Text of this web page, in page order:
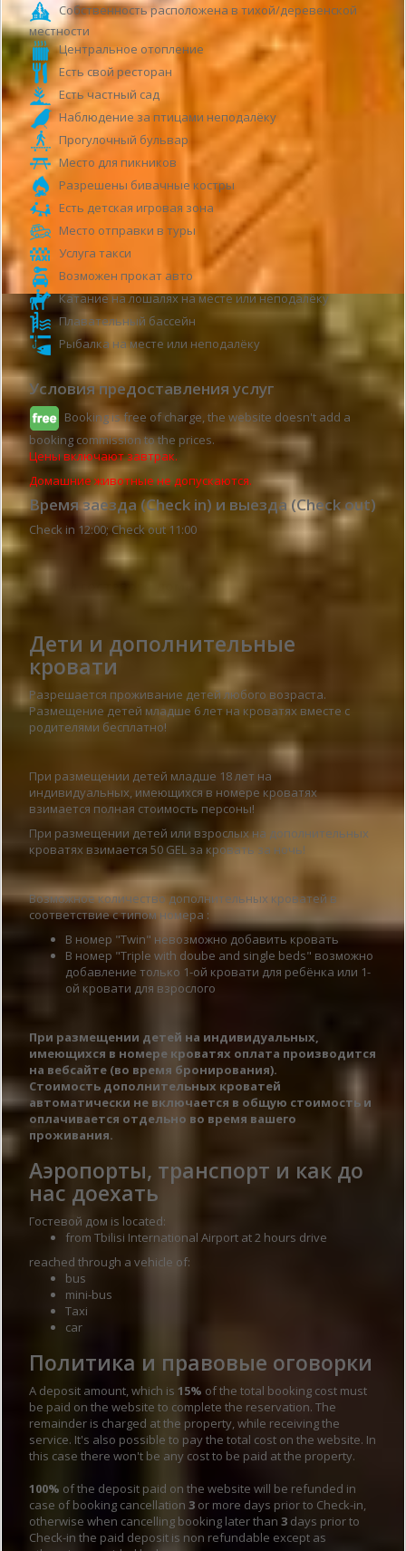
Собственность расположена в тихой/деревенской
местности
Центральное отопление
Есть свой ресторан
Есть частный сад
Наблюдение за птицами неподалёку
Прогулочный бульвар
Место для пикников
Разрешены бивачные костры
Есть детская игровая зона
Место отправки в туры
Услуга такси
Возможен прокат авто
Катание на лошалях на месте или неподалёку
Плавательный бассейн
Рыбалка на месте или неподалёку
Условия предоставления услуг
Booking is free of charge, the website doesn't add a
booking commission to the prices.
Цены включают завтрак.
Домашние животные не допускаются.
Время заезда (Check in) и выезда (Check out)
Check in 12:00; Check out 11:00
Детали гостевого дома
Дети и дополнительные
кровати
Разрешается проживание детей любого возраста.
Размещение детей младше 6 лет на кроватях вместе с
родителями бесплатно!
При размещении детей младше 18 лет на
индивидуальных, имеющихся в номере кроватях
взимается полная стоимость персоны!
При размещении детей или взрослых на дополнительных
кроватях взимается 50 GEL за кровать за ночь!
Возможное количество дополнительных кроватей в
соответствие с типом номера :
В номер "Twin" невозможно добавить кровать
В номер "Triple with doube and single beds" возможно
добавление только 1-ой кровати для ребёнка или 1-
ой кровати для взрослого
При размещении детей на индивидуальных,
имеющихся в номере кроватях оплата производится
на вебсайте (во время бронирования).
Стоимость дополнительных кроватей
автоматически не включается в общую стоимость и
оплачивается отдельно во время вашего
проживания.
Аэропорты, транспорт и как до
нас доехать
Гостевой дом is located:
from Tbilisi International Airport at 2 hours drive
reached through a vehicle of:
bus
mini-bus
Taxi
car
Политика и правовые оговорки
A deposit amount, which is 15% of the total booking cost must
be paid on the website to complete the reservation. The
remainder is charged at the property, while receiving the
service. It's also possible to pay the total cost on the website. In
this case there won't be any cost to be paid at the property.
100% of the deposit paid on the website will be refunded in
case of booking cancellation 3 or more days prior to Check-in,
otherwise when cancelling booking later than 3 days prior to
Check-in the paid deposit is non refundable except as